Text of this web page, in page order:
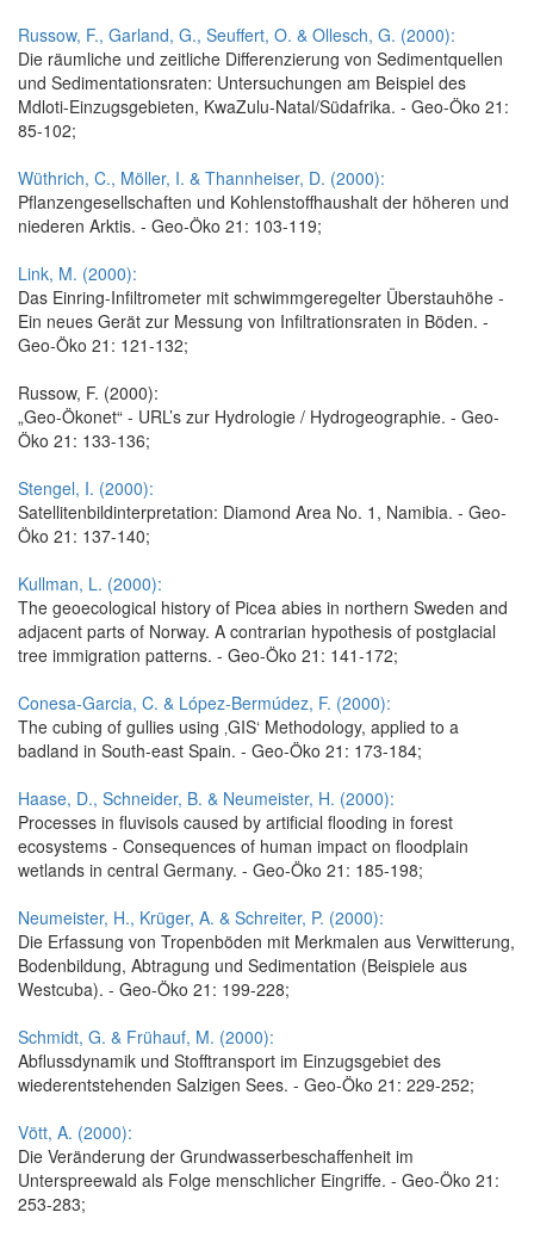
Russow, F., Garland, G., Seuffert, O. & Ollesch, G. (2000):
Die räumliche und zeitliche Differenzierung von Sedimentquellen
und Sedimentationsraten: Untersuchungen am Beispiel des
Mdloti-Einzugsgebieten, KwaZulu-Natal/Südafrika. - Geo-Öko 21:
85-102;
Wüthrich, C., Möller, I. & Thannheiser, D. (2000):
Pflanzengesellschaften und Kohlenstoffhaushalt der höheren und
niederen Arktis. - Geo-Öko 21: 103-119;
Link, M. (2000):
Das Einring-Infiltrometer mit schwimmgeregelter Überstauhöhe -
Ein neues Gerät zur Messung von Infiltrationsraten in Böden. -
Geo-Öko 21: 121-132;
Russow, F. (2000):
„Geo-Ökonet“ - URL’s zur Hydrologie / Hydrogeographie. - Geo-
Öko 21: 133-136;
Stengel, I. (2000):
Satellitenbildinterpretation: Diamond Area No. 1, Namibia. - Geo-
Öko 21: 137-140;
Kullman, L. (2000):
The geoecological history of Picea abies in northern Sweden and
adjacent parts of Norway. A contrarian hypothesis of postglacial
tree immigration patterns. - Geo-Öko 21: 141-172;
Conesa-Garcia, C. & López-Bermúdez, F. (2000):
The cubing of gullies using ‚GIS‘ Methodology, applied to a
badland in South-east Spain. - Geo-Öko 21: 173-184;
Haase, D., Schneider, B. & Neumeister, H. (2000):
Processes in fluvisols caused by artificial flooding in forest
ecosystems - Consequences of human impact on floodplain
wetlands in central Germany. - Geo-Öko 21: 185-198;
Neumeister, H., Krüger, A. & Schreiter, P. (2000):
Die Erfassung von Tropenböden mit Merkmalen aus Verwitterung,
Bodenbildung, Abtragung und Sedimentation (Beispiele aus
Westcuba). - Geo-Öko 21: 199-228;
Schmidt, G. & Frühauf, M. (2000):
Abflussdynamik und Stofftransport im Einzugsgebiet des
wiederentstehenden Salzigen Sees. - Geo-Öko 21: 229-252;
Vött, A. (2000):
Die Veränderung der Grundwasserbeschaffenheit im
Unterspreewald als Folge menschlicher Eingriffe. - Geo-Öko 21:
253-283;